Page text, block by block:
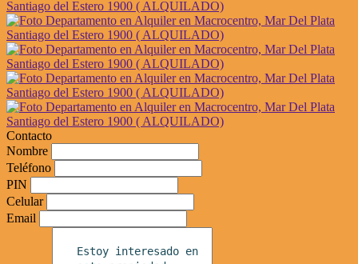
Contacto
Nombre
Teléfono
PIN
Celular
Email